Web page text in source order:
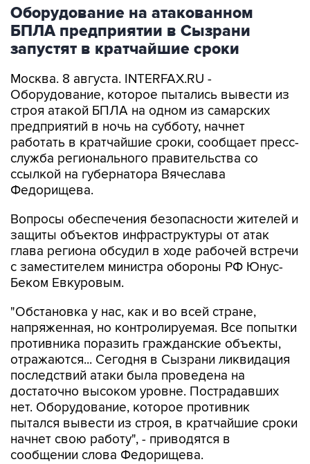
Оборудование на атакованном
БПЛА предприятии в Сызрани
запустят в кратчайшие сроки
Москва. 8 августа. INTERFAX.RU -
Оборудование, которое пытались вывести из
строя атакой БПЛА на одном из самарских
предприятий в ночь на субботу, начнет
работать в кратчайшие сроки, сообщает пресс-
служба регионального правительства со
ссылкой на губернатора Вячеслава
Федорищева.
Вопросы обеспечения безопасности жителей и
защиты объектов инфраструктуры от атак
глава региона обсудил в ходе рабочей встречи
с заместителем министра обороны РФ Юнус-
Беком Евкуровым.
"Обстановка у нас, как и во всей стране,
напряженная, но контролируемая. Все попытки
противника поразить гражданские объекты,
отражаются... Сегодня в Сызрани ликвидация
последствий атаки была проведена на
достаточно высоком уровне. Пострадавших
нет. Оборудование, которое противник
пытался вывести из строя, в кратчайшие сроки
начнет свою работу", - приводятся в
сообщении слова Федорищева.